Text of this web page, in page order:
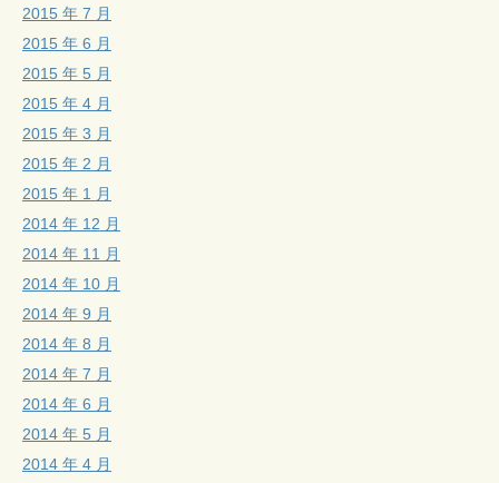
2015 年 7 月
2015 年 6 月
2015 年 5 月
2015 年 4 月
2015 年 3 月
2015 年 2 月
2015 年 1 月
2014 年 12 月
2014 年 11 月
2014 年 10 月
2014 年 9 月
2014 年 8 月
2014 年 7 月
2014 年 6 月
2014 年 5 月
2014 年 4 月